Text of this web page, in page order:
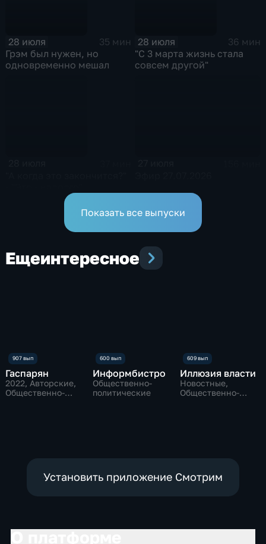
28 июля
35 мин
Грэм был нужен, но
одновременно мешал
28 июля
36 мин
"С 3 марта жизнь стала
совсем другой"
Показать все выпуски
Ещеинтересное
Гаспарян
2022, Авторские,
Общественно-
Информбистро
Общественно-
политические
Иллюзия власти
Новостные,
Общественно-
Установить приложение Смотрим